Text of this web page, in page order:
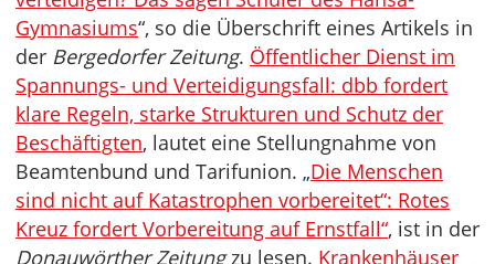
Gymnasiums“, so die Überschrift eines Artikels in
der Bergedorfer Zeitung. Öffentlicher Dienst im
Spannungs- und Verteidigungsfall: dbb fordert
klare Regeln, starke Strukturen und Schutz der
Beschäftigten, lautet eine Stellungnahme von
Beamtenbund und Tarifunion. „Die Menschen
sind nicht auf Katastrophen vorbereitet“: Rotes
Kreuz fordert Vorbereitung auf Ernstfall“, ist in der
Donauwörther Zeitungzu lesen. Krankenhäuser